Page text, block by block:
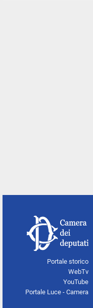
Portale storico
WebTv
YouTube
Portale Luce - Camera